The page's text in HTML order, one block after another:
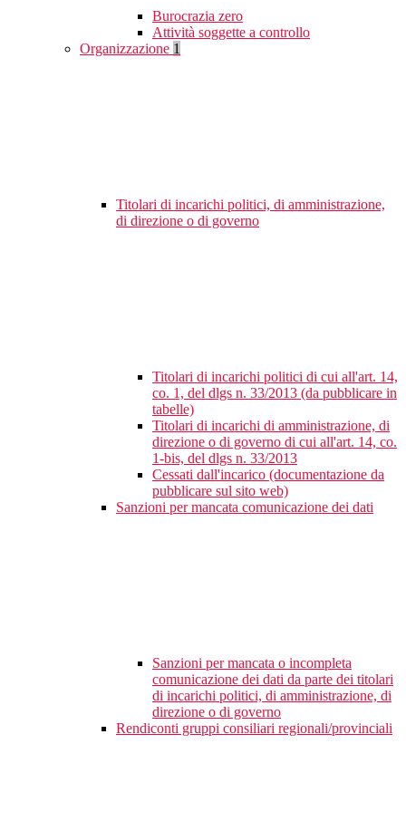
Burocrazia zero
Attività soggette a controllo
Organizzazione 1
Titolari di incarichi politici, di amministrazione,
di direzione o di governo
Titolari di incarichi politici di cui all'art. 14,
co. 1, del dlgs n. 33/2013 (da pubblicare in
tabelle)
Titolari di incarichi di amministrazione, di
direzione o di governo di cui all'art. 14, co.
1-bis, del dlgs n. 33/2013
Cessati dall'incarico (documentazione da
pubblicare sul sito web)
Sanzioni per mancata comunicazione dei dati
Sanzioni per mancata o incompleta
comunicazione dei dati da parte dei titolari
di incarichi politici, di amministrazione, di
direzione o di governo
Rendiconti gruppi consiliari regionali/provinciali